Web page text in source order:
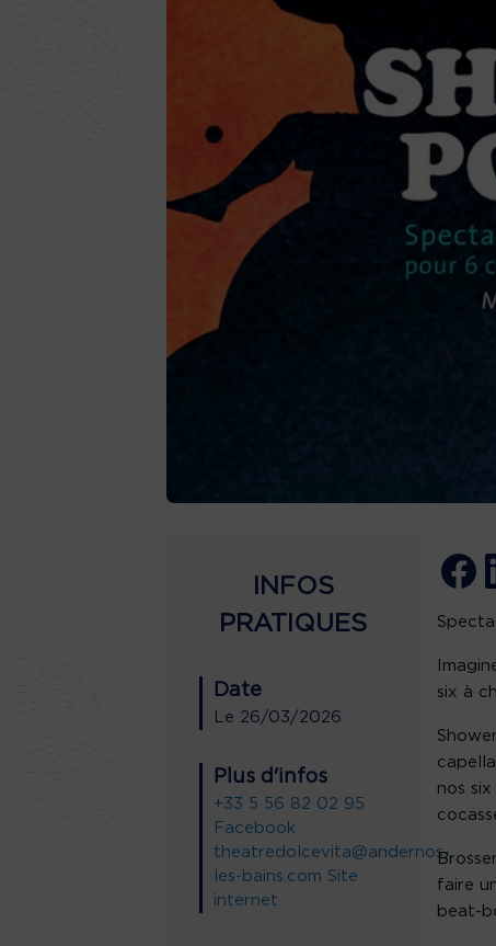
INFOS
PRATIQUES
Date
Le 26/03/2026
Plus d'infos
+33 5 56 82 02 95
Facebook
theatredolcevita@andernos-
les-bains.com Site
internet
six à
nos
faire
beat-